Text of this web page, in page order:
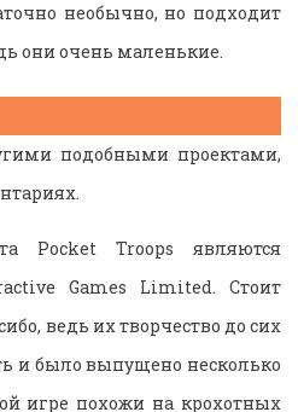
необычно, но подходит
они очень маленькие.
подобными проектами,
Pocket Troops являются
Games Limited. Стоит
ведь их творчество до сих
и было выпущено несколько
игре похожи на крохотных